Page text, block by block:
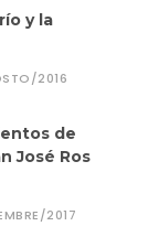
y la
2016
de
José Ros
2017